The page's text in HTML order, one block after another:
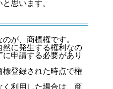
思います。
が、商標権です。
に発生する権利なの
申請する必要があり
登録された時点で権
利用した場合は、商